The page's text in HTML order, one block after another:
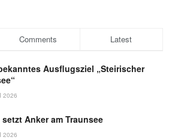
Comments Latest
Ausflugsziel „Steirischer
2026
setzt Anker am Traunsee
2026